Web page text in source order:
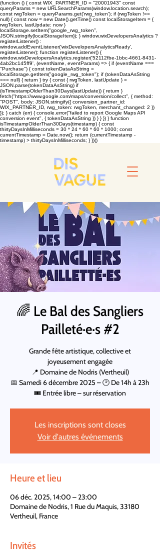
(function () { const WIX_PARTNER_ID = "20001943" const
queryParams = new URLSearchParams(window.location.search);
const rwgToken = queryParams.get('rwg_token'); if (rwgToken !==
null) { const now = new Date().getTime() const localStorageItem = {
rwgToken, lastUpdate: now }
localStorage.setItem("google_rwg_token",
JSON.stringify(localStorageItem)); } window.wixDevelopersAnalytics ?
registerListener() :
window.addEventListener('wixDevelopersAnalyticsReady',
registerListener); function registerListener() {
window.wixDevelopersAnalytics.register('52112fbe-1bbc-4661-8431-
4ab2bc145ff9', (eventName, eventParams) => { if (eventName ===
"Purchase") { const tokenDataAsString =
localStorage.getItem("google_rwg_token"); if (tokenDataAsString
=== null) { return } try { const { rwgToken, lastUpdate } =
JSON.parse(tokenDataAsString) if
(isTimestampOlderThan30Days(lastUpdate)) { return }
fetch("https://www.google.com/maps/conversion/collect", { method:
"POST", body: JSON.stringify({ conversion_partner_id:
WIX_PARTNER_ID, rwg_token: rwgToken, merchant_changed: 2 })
}); } catch (err) { console.error("failed to report Google Maps API
conversion event", { tokenDataAsString }) } } }) } function
isTimestampOlderThan30Days(timestamp) { const
thirtyDaysInMilliseconds = 30 * 24 * 60 * 60 * 1000; const
currentTimestamp = Date.now(); return (currentTimestamp -
timestamp) > thirtyDaysInMilliseconds; } })()
🌈 Le Bal des Sangliers
Pailleté·e·s #2
Grande fête artistique, collective et
joyeusement engagée
📍 Domaine de Nodris (Vertheuil)
📅 Samedi 6 décembre 2025 – 🕑 De 14h à 23h
🎟 Entrée libre – sur réservation
Les inscriptions sont closes
Voir d'autres événements
Heure et lieu
06 déc. 2025, 14:00 – 23:00
Domaine de Nodris, 1 Rue du Maquis, 33180
Vertheuil, France
Invités